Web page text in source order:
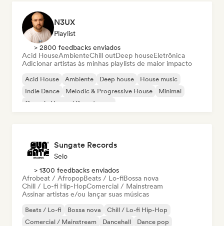
N3UX
Playlist
> 2800 feedbacks enviados
Acid HouseAmbienteChill outDeep houseEletrônica
Adicionar artistas às minhas playlists de maior impacto
Acid House Ambiente Deep house
House music
Indie Dance
Melodic & Progressive House
Minimal
Organic House / Downtempo
Sungate Records
Selo
> 1300 feedbacks enviados
Afrobeat / AfropopBeats / Lo-fiBossa nova
Chill / Lo-fi Hip-HopComercial / Mainstream
Assinar artistas e/ou lançar suas músicas
Beats / Lo-fi Bossa nova
Chill / Lo-fi Hip-Hop
Comercial / Mainstream
Dancehall
Dance pop